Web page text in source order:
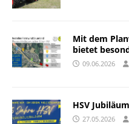
Mit dem
bietet
09.06.2026
HSV
27.05.2026